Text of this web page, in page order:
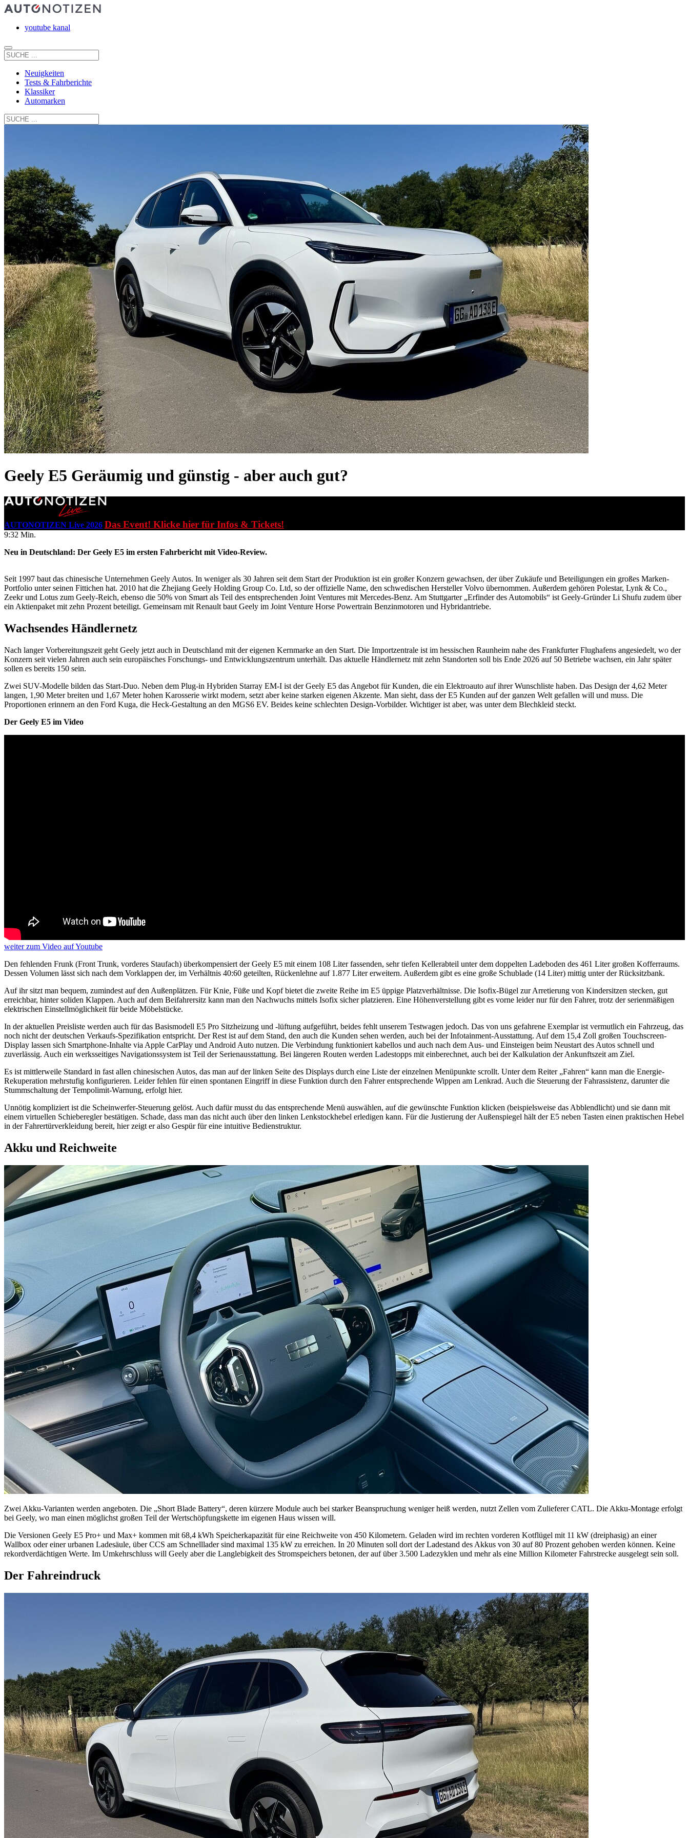
youtube kanal
Neuigkeiten
Tests & Fahrberichte
Klassiker
Automarken
Geely E5 Geräumig und günstig - aber auch gut?
AUTONOTIZEN Live 2026 Das Event! Klicke hier für Infos & Tickets!
9:32 Min.
Neu in Deutschland: Der Geely E5 im ersten Fahrbericht mit Video-Review.
Seit 1997 baut das chinesische Unternehmen Geely Autos. In weniger als 30 Jahren seit dem Start der Produktion ist ein großer Konzern gewachsen, der über Zukäufe und Beteiligungen ein großes Marken-
Portfolio unter seinen Fittichen hat. 2010 hat die Zhejiang Geely Holding Group Co. Ltd, so der offizielle Name, den schwedischen Hersteller Volvo übernommen. Außerdem gehören Polestar, Lynk & Co.,
Zeekr und Lotus zum Geely-Reich, ebenso die 50% von Smart als Teil des entsprechenden Joint Ventures mit Mercedes-Benz. Am Stuttgarter „Erfinder des Automobils“ ist Geely-Gründer Li Shufu zudem über
ein Aktienpaket mit zehn Prozent beteiligt. Gemeinsam mit Renault baut Geely im Joint Venture Horse Powertrain Benzinmotoren und Hybridantriebe.
Wachsendes Händlernetz
Nach langer Vorbereitungszeit geht Geely jetzt auch in Deutschland mit der eigenen Kernmarke an den Start. Die Importzentrale ist im hessischen Raunheim nahe des Frankfurter Flughafens angesiedelt, wo der
Konzern seit vielen Jahren auch sein europäisches Forschungs- und Entwicklungszentrum unterhält. Das aktuelle Händlernetz mit zehn Standorten soll bis Ende 2026 auf 50 Betriebe wachsen, ein Jahr später
sollen es bereits 150 sein.
Zwei SUV-Modelle bilden das Start-Duo. Neben dem Plug-in Hybriden Starray EM-I ist der Geely E5 das Angebot für Kunden, die ein Elektroauto auf ihrer Wunschliste haben. Das Design der 4,62 Meter
langen, 1,90 Meter breiten und 1,67 Meter hohen Karosserie wirkt modern, setzt aber keine starken eigenen Akzente. Man sieht, dass der E5 Kunden auf der ganzen Welt gefallen will und muss. Die
Proportionen erinnern an den Ford Kuga, die Heck-Gestaltung an den MGS6 EV. Beides keine schlechten Design-Vorbilder. Wichtiger ist aber, was unter dem Blechkleid steckt.
Der Geely E5 im Video
weiterzum Video auf Youtube
Den fehlenden Frunk (Front Trunk, vorderes Staufach) überkompensiert der Geely E5 mit einem 108 Liter fassenden, sehr tiefen Kellerabteil unter dem doppelten Ladeboden des 461 Liter großen Kofferraums.
Dessen Volumen lässt sich nach dem Vorklappen der, im Verhältnis 40:60 geteilten, Rückenlehne auf 1.877 Liter erweitern. Außerdem gibt es eine große Schublade (14 Liter) mittig unter der Rücksitzbank.
Auf ihr sitzt man bequem, zumindest auf den Außenplätzen. Für Knie, Füße und Kopf bietet die zweite Reihe im E5 üppige Platzverhältnisse. Die Isofix-Bügel zur Arretierung von Kindersitzen stecken, gut
erreichbar, hinter soliden Klappen. Auch auf dem Beifahrersitz kann man den Nachwuchs mittels Isofix sicher platzieren. Eine Höhenverstellung gibt es vorne leider nur für den Fahrer, trotz der serienmäßigen
elektrischen Einstellmöglichkeit für beide Möbelstücke.
In der aktuellen Preisliste werden auch für das Basismodell E5 Pro Sitzheizung und -lüftung aufgeführt, beides fehlt unserem Testwagen jedoch. Das von uns gefahrene Exemplar ist vermutlich ein Fahrzeug, das
noch nicht der deutschen Verkaufs-Spezifikation entspricht. Der Rest ist auf dem Stand, den auch die Kunden sehen werden, auch bei der Infotainment-Ausstattung. Auf dem 15,4 Zoll großen Touchscreen-
Display lassen sich Smartphone-Inhalte via Apple CarPlay und Android Auto nutzen. Die Verbindung funktioniert kabellos und auch nach dem Aus- und Einsteigen beim Neustart des Autos schnell und
zuverlässig. Auch ein werksseitiges Navigationssystem ist Teil der Serienausstattung. Bei längeren Routen werden Ladestopps mit einberechnet, auch bei der Kalkulation der Ankunftszeit am Ziel.
Es ist mittlerweile Standard in fast allen chinesischen Autos, das man auf der linken Seite des Displays durch eine Liste der einzelnen Menüpunkte scrollt. Unter dem Reiter „Fahren“ kann man die Energie-
Rekuperation mehrstufig konfigurieren. Leider fehlen für einen spontanen Eingriff in diese Funktion durch den Fahrer entsprechende Wippen am Lenkrad. Auch die Steuerung der Fahrassistenz, darunter die
Stummschaltung der Tempolimit-Warnung, erfolgt hier.
Unnötig kompliziert ist die Scheinwerfer-Steuerung gelöst. Auch dafür musst du das entsprechende Menü auswählen, auf die gewünschte Funktion klicken (beispielsweise das Abblendlicht) und sie dann mit
einem virtuellen Schieberegler bestätigen. Schade, dass man das nicht auch über den linken Lenkstockhebel erledigen kann. Für die Justierung der Außenspiegel hält der E5 neben Tasten einen praktischen Hebel
in der Fahrertürverkleidung bereit, hier zeigt er also Gespür für eine intuitive Bedienstruktur.
Akku und Reichweite
Zwei Akku-Varianten werden angeboten. Die „Short Blade Battery“, deren kürzere Module auch bei starker Beanspruchung weniger heiß werden, nutzt Zellen vom Zulieferer CATL. Die Akku-Montage erfolgt
bei Geely, wo man einen möglichst großen Teil der Wertschöpfungskette im eigenen Haus wissen will.
Die Versionen Geely E5 Pro+ und Max+ kommen mit 68,4 kWh Speicherkapazität für eine Reichweite von 450 Kilometern. Geladen wird im rechten vorderen Kotflügel mit 11 kW (dreiphasig) an einer
Wallbox oder einer urbanen Ladesäule, über CCS am Schnelllader sind maximal 135 kW zu erreichen. In 20 Minuten soll dort der Ladestand des Akkus von 30 auf 80 Prozent gehoben werden können. Keine
rekordverdächtigen Werte. Im Umkehrschluss will Geely aber die Langlebigkeit des Stromspeichers betonen, der auf über 3.500 Ladezyklen und mehr als eine Million Kilometer Fahrstrecke ausgelegt sein soll.
Der Fahreindruck